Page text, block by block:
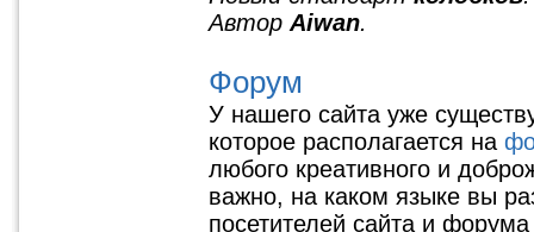
Автор Aiwan.
Форум
У нашего сайта уже
которое располагается на
любого креативного и
важно, на каком языке вы
посетителей сайта и